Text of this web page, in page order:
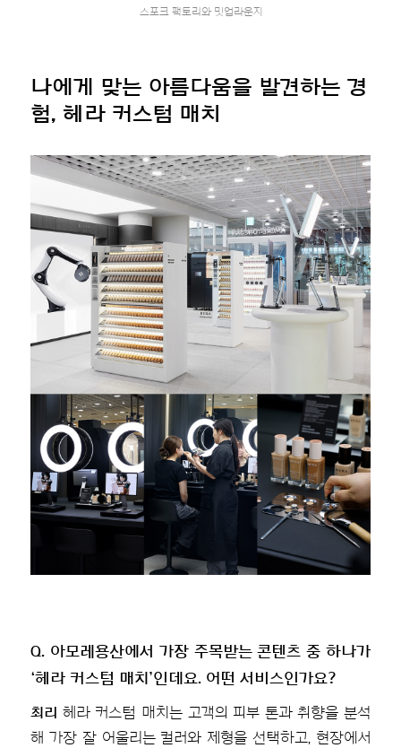
스포크 팩토리와 밋업라운지
나에게 맞는 아름다움을 발견하는 경
험, 헤라 커스텀 매치
Q. 아모레용산에서 가장 주목받는 콘텐츠 중 하나가
‘헤라 커스텀 매치’인데요. 어떤 서비스인가요?
최리 헤라 커스텀 매치는 고객의 피부 톤과 취향을 분석
해 가장 잘 어울리는 컬러와 제형을 선택하고, 현장에서